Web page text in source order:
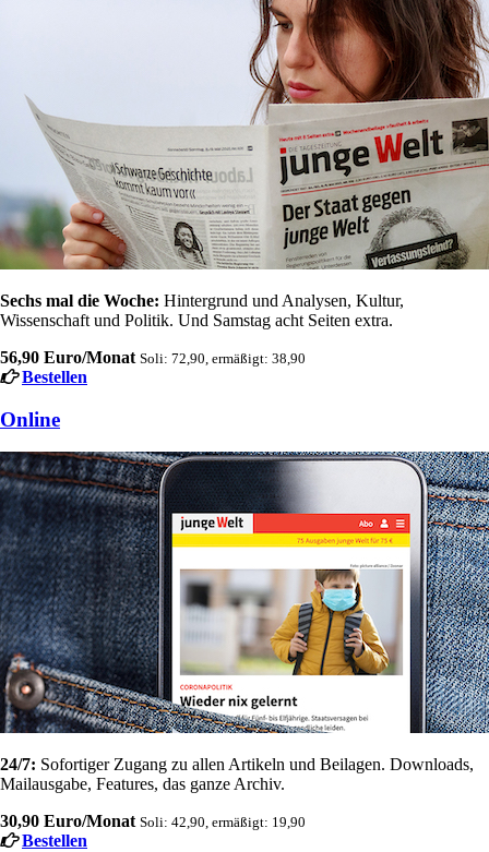
Sechs mal die Woche: Hintergrund und Analysen, Kultur,
Wissenschaft und Politik. Und Samstag acht Seiten extra.
56,90 Euro/Monat Soli: 72,90, ermäßigt: 38,90
Bestellen
Online
24/7: Sofortiger Zugang zu allen Artikeln und Beilagen. Downloads,
Mailausgabe, Features, das ganze Archiv.
30,90 Euro/Monat Soli: 42,90, ermäßigt: 19,90
Bestellen